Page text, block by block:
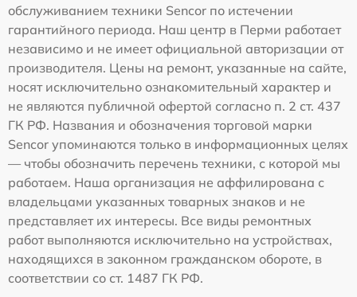
обслуживанием техники Sencor по истечении
гарантийного периода. Наш центр в Перми работает
независимо и не имеет официальной авторизации от
производителя. Цены на ремонт, указанные на сайте,
носят исключительно ознакомительный характер и
не являются публичной офертой согласно п. 2 ст. 437
ГК РФ. Названия и обозначения торговой марки
Sencor упоминаются только в информационных целях
— чтобы обозначить перечень техники, с которой мы
работаем. Наша организация не аффилирована с
владельцами указанных товарных знаков и не
представляет их интересы. Все виды ремонтных
работ выполняются исключительно на устройствах,
находящихся в законном гражданском обороте, в
соответствии со ст. 1487 ГК РФ.